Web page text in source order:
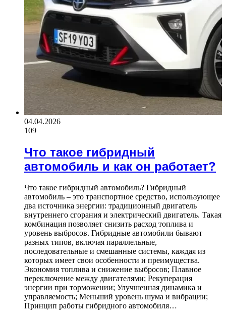
04.04.2026
109
Что такое гибридный
автомобиль и как он работает?
Что такое гибридный автомобиль? Гибридный
автомобиль – это транспортное средство, использующее
два источника энергии: традиционный двигатель
внутреннего сгорания и электрический двигатель. Такая
комбинация позволяет снизить расход топлива и
уровень выбросов. Гибридные автомобили бывают
разных типов, включая параллельные,
последовательные и смешанные системы, каждая из
которых имеет свои особенности и преимущества.
Экономия топлива и снижение выбросов; Плавное
переключение между двигателями; Рекуперация
энергии при торможении; Улучшенная динамика и
управляемость; Меньший уровень шума и вибрации;
Принцип работы гибридного автомобиля…